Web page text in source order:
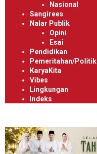
Nasional
Sangirees
Nalar Publik
Opini
Esai
Pendidikan
Pemeritahan/Politik
KaryaKita
Vibes
Lingkungan
Indeks